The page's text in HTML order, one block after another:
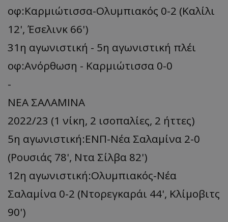
οφ:Καρμιώτισσα-Ολυμπιακός 0-2 (Καλίλι
12', Έσελινκ 66')
31η αγωνιστική - 5η αγωνιστική πλέι
οφ:Ανόρθωση - Καρμιώτισσα 0-0
-
ΝΕΑ ΣΑΛΑΜΙΝΑ
2022/23 (1 νίκη, 2 ισοπαλίες, 2 ήττες)
5η αγωνιστική:ΕΝΠ-Νέα Σαλαμίνα 2-0
(Ρουσιάς 78', Ντα Σίλβα 82')
12η αγωνιστική:Ολυμπιακός-Νέα
Σαλαμίνα 0-2 (Ντορεγκαράι 44', Κλίμοβιτς
90')